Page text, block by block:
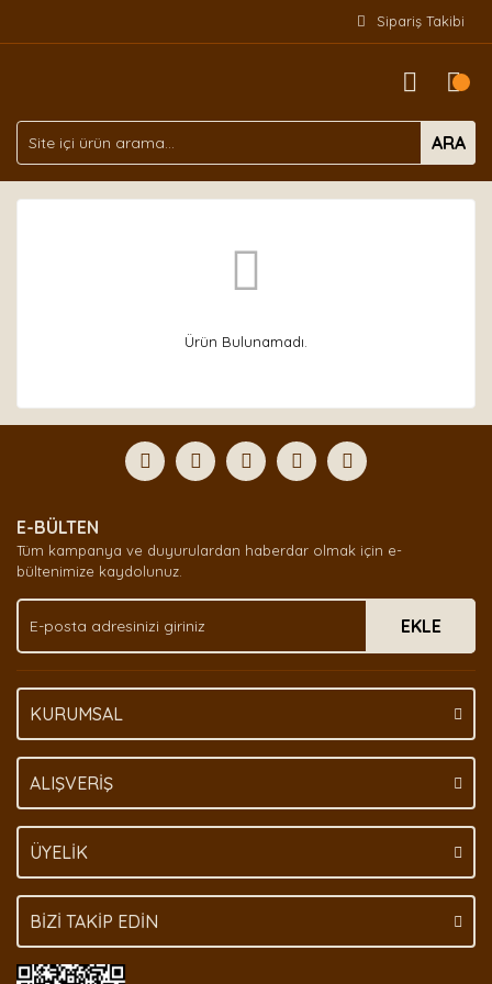
Sipariş Takibi
ARA
Ürün Bulunamadı.
E-BÜLTEN
Tüm kampanya ve duyurulardan haberdar olmak için e-
bültenimize kaydolunuz.
EKLE
KURUMSAL
ALIŞVERİŞ
ÜYELİK
BİZİ TAKİP EDİN